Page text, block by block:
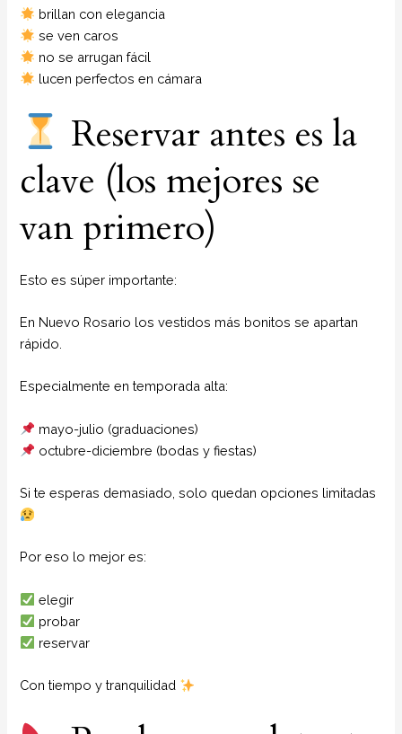
brillan con elegancia
se ven caros
no se arrugan fácil
lucen perfectos en cámara
Reservar antes es la
clave (los mejores se
van primero)
Esto es súper importante:
En Nuevo Rosario los vestidos más bonitos se apartan
rápido.
Especialmente en temporada alta:
mayo-julio (graduaciones)
octubre-diciembre (bodas y fiestas)
Si te esperas demasiado, solo quedan opciones limitadas
Por eso lo mejor es:
elegir
probar
reservar
Con tiempo y tranquilidad